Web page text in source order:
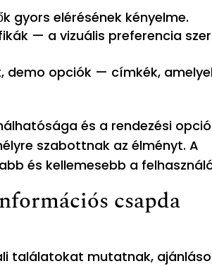
gyors elérésének kényelme.
— a vizuális preferencia
demo opciók — címkék,
és a rendezési
szabottnak az élményt. A
és kellemesebb a
csapda
találatokat mutatnak,